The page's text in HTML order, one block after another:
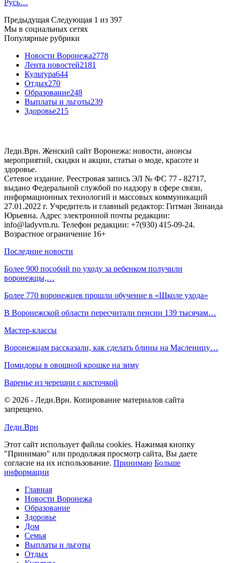
Русь…
Предыдущая Следующая 1 из 397
Мы в социальных сетях
Популярные рубрики
Новости Воронежа2778
Лента новостей2181
Культура644
Отдых270
Образование248
Выплаты и льготы239
Здоровье215
Леди.Врн. Женский сайт Воронежа: новости, анонсы
мероприятий, скидки и акции, статьи о моде, красоте и
здоровье.
Сетевое издание. Реестровая запись ЭЛ № ФС 77 - 82717,
выдано Федеральной службой по надзору в сфере связи,
информационных технологий и массовых коммуникаций
27.01.2022 г. Учредитель и главный редактор: Гитман Зинаида
Юрьевна. Адрес электронной почты редакции:
info@ladyvrn.ru. Телефон редакции: +7(930) 415-09-24.
Возрастное ограничение 16+
Последние новости
Более 900 пособий по уходу за ребенком получили
воронежцы,…
Более 770 воронежцев прошли обучение в «Школе ухода»
В Воронежской области пересчитали пенсии 139 тысячам…
Мастер-классы
Воронежцам рассказали, как сделать блины на Масленицу…
Помидоры в овощной крошке на зиму
Варенье из черешни с косточкой
© 2026 - Леди.Врн. Копирование материалов сайта
запрещено.
Леди.Врн
Этот сайт использует файлы cookies. Нажимая кнопку
"Принимаю" или продолжая просмотр сайта, Вы даете
согласие на их использование. Принимаю Больше
информации
Главная
Новости Воронежа
Образование
Здоровье
Дом
Семья
Выплаты и льготы
Отдых